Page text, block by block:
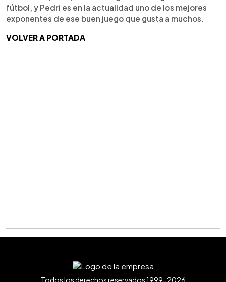
fútbol, y Pedri es en la actualidad uno de los mejores
exponentes de ese buen juego que gusta a muchos.
VOLVER A PORTADA
Todos los derechos reservados 1999-2026